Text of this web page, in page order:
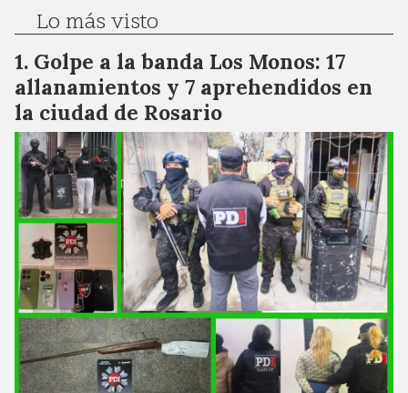
Lo más visto
Golpe a la banda Los Monos: 17
allanamientos y 7 aprehendidos en
la ciudad de Rosario